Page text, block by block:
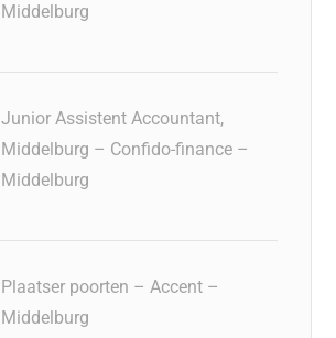
Middelburg
Junior Assistent Accountant,
Middelburg – Confido-finance –
Middelburg
Plaatser poorten – Accent –
Middelburg